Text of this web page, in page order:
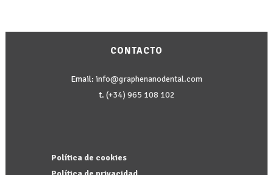
CONTACTO
Email: info@graphenanodental.com
t. (+34) 965 108 102
Política de cookies